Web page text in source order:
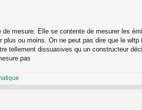
de mesure. Elle se contente de mesurer les
plus ou moins. On ne peut pas dire que le wltp
tellement dissuasives qu un constructeur
pas